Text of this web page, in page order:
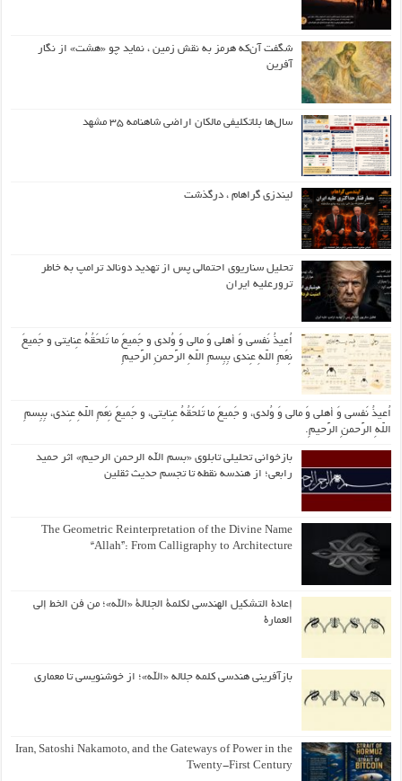
شگفت آن‌که هرمز به نقش زمین ، نماید چو «هشت» از نگار
آفرین
سال‌ها بلاتکلیفی مالکان اراضی شاهنامه ۳۵ مشهد
لیندزی گراهام ، درگذشت
تحلیل سناریوی احتمالی پس از تهدید دونالد ترامپ به خاطر
ترورعلیه ایران
اُعیذُ نَفسی وَ أهلی وَ مالی وَ وُلدی و جَمیعَ ما تَلحَقُهُ عِنایتی و جَمیعَ
نِعَمِ اللّهِ عِندی بِبِسمِ اللّهِ الرَّحمنِ الرَّحیمِ
اُعیذُ نَفسی وَ أهلی وَ مالی وَ وُلدی، و جَمیعَ ما تَلحَقُهُ عِنایتی، و جَمیعَ نِعَمِ اللّهِ عِندی، بِبِسمِ
اللّهِ الرَّحمنِ الرَّحیمِ.
بازخوانی تحلیلی تابلوی «بسم الله الرحمن الرحیم» اثر حمید
رابعی؛ از هندسه نقطه تا تجسم حدیث ثقلین
The Geometric Reinterpretation of the Divine Name
“Allah”: From Calligraphy to Architecture
إعادة التشكيل الهندسي لكلمة الجلالة «الله»؛ من فن الخط إلى
العمارة
بازآفرینی هندسی کلمه جلاله «الله»؛ از خوشنویسی تا معماری
Iran, Satoshi Nakamoto, and the Gateways of Power in the
Twenty-First Century